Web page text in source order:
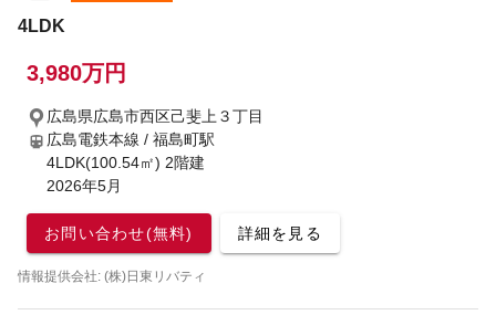
4LDK
3,980万円
広島県広島市西区己斐上３丁目
広島電鉄本線 / 福島町駅
4LDK(100.54㎡) 2階建
2026年5月
お問い合わせ(無料) 詳細を見る
情報提供会社: (株)日東リバティ